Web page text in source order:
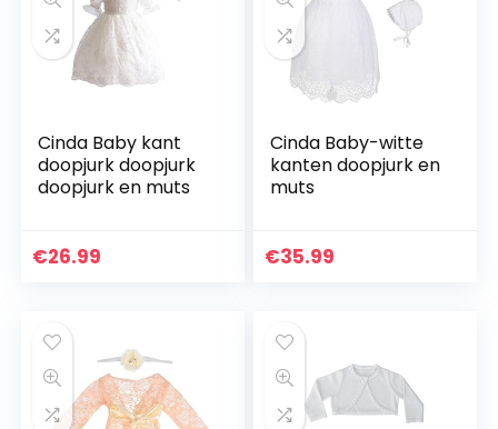
Cinda Baby kant
doopjurk doopjurk
doopjurk en muts
€26.99
Cinda Baby-witte
kanten doopjurk en
muts
€35.99